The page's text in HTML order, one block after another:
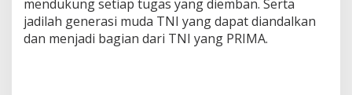
mendukung setiap tugas yang diemban. Serta
jadilah generasi muda TNI yang dapat diandalkan
dan menjadi bagian dari TNI yang PRIMA.